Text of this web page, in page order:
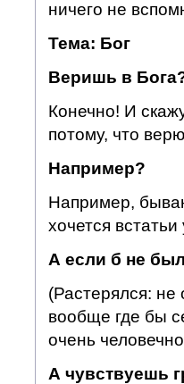
ничего не
Тема: Бог
Веришь в
Конечно! И
потому, что
Например?
Например,
хочется встатьи
А если б не
(Растерялся:
вообще где бы
очень
А чувствуешь